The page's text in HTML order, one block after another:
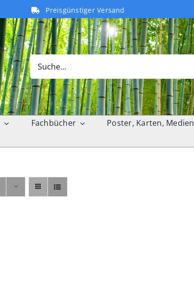
Preisgünstiger Versand
Search
for:
Fachbücher Poster, Karten, Medien